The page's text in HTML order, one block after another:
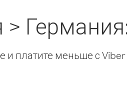
>
и платите меньше с